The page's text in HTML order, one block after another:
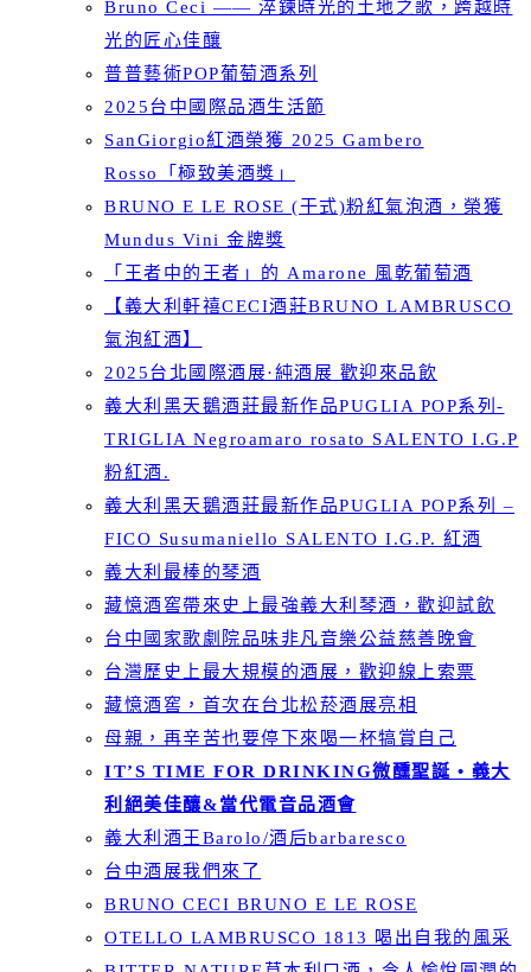
Bruno Ceci —— 淬鍊時光的土地之歌，跨越時
光的匠心佳釀
普普藝術POP葡萄酒系列
2025台中國際品酒生活節
SanGiorgio紅酒榮獲 2025 Gambero
Rosso「極致美酒獎」
BRUNO E LE ROSE (干式)粉紅氣泡酒，榮獲
Mundus Vini 金牌獎
「王者中的王者」的 Amarone 風乾葡萄酒
【義大利軒禧CECI酒莊BRUNO LAMBRUSCO
氣泡紅酒】
2025台北國際酒展·純酒展 歡迎來品飲
義大利黑天鵝酒莊最新作品PUGLIA POP系列-
TRIGLIA Negroamaro rosato SALENTO I.G.P
粉紅酒.
義大利黑天鵝酒莊最新作品PUGLIA POP系列 –
FICO Susumaniello SALENTO I.G.P. 紅酒
義大利最棒的琴酒
藏憶酒窖帶來史上最強義大利琴酒，歡迎試飲
台中國家歌劇院品味非凡音樂公益慈善晚會
台灣歷史上最大規模的酒展，歡迎線上索票
藏憶酒窖，首次在台北松菸酒展亮相
母親，再辛苦也要停下來喝一杯犒賞自己
IT’S TIME FOR DRINKING微醺聖誕 • 義大
利絕美佳釀&當代電音品酒會
義大利酒王Barolo/酒后barbaresco
台中酒展我們來了
BRUNO CECI BRUNO E LE ROSE
OTELLO LAMBRUSCO 1813 喝出自我的風采